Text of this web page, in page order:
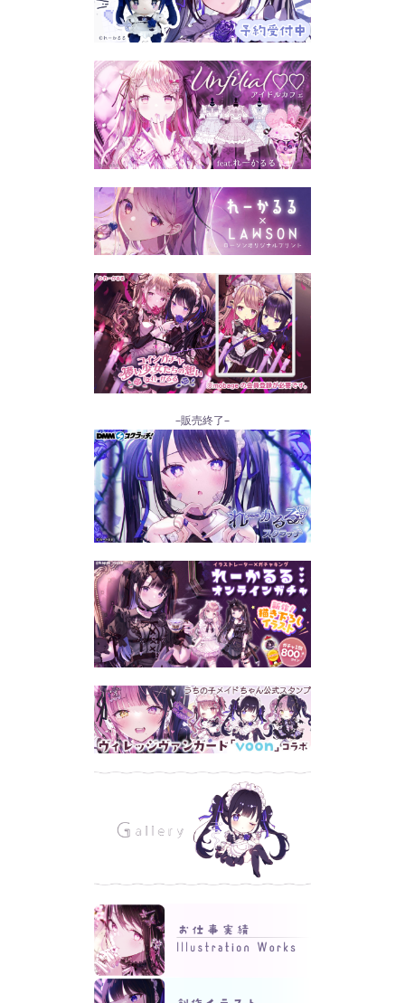
–販売終了–